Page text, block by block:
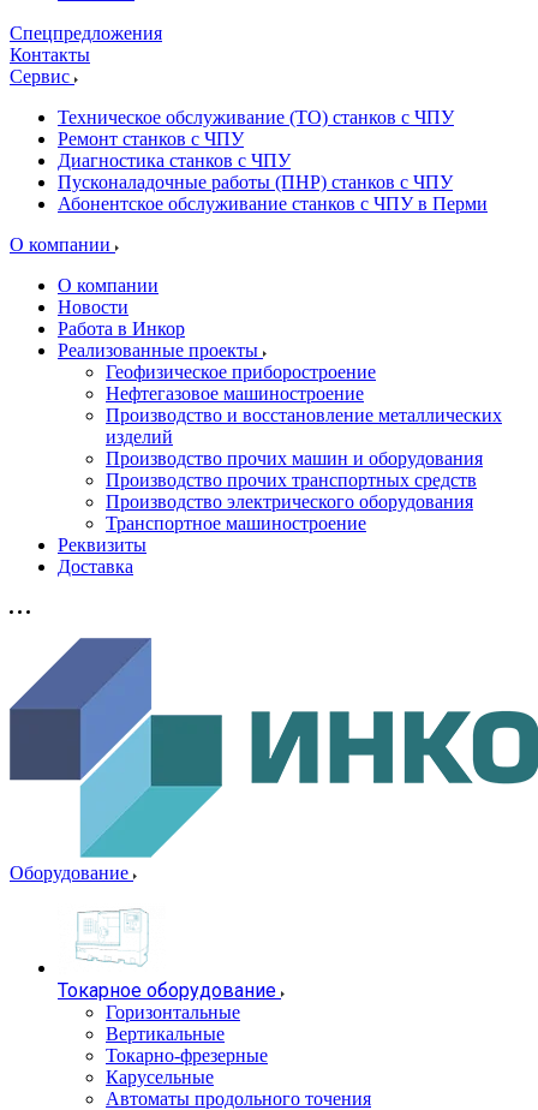
Спецпредложения
Контакты
Сервис
Техническое обслуживание (ТО) станков с ЧПУ
Ремонт станков с ЧПУ
Диагностика станков с ЧПУ
Пусконаладочные работы (ПНР) станков с ЧПУ
Абонентское обслуживание станков с ЧПУ в Перми
О компании
О компании
Новости
Работа в Инкор
Реализованные проекты
Геофизическое приборостроение
Нефтегазовое машиностроение
Производство и восстановление металлических
изделий
Производство прочих машин и оборудования
Производство прочих транспортных средств
Производство электрического оборудования
Транспортное машиностроение
Реквизиты
Доставка
Оборудование
Токарное оборудование
Горизонтальные
Вертикальные
Токарно-фрезерные
Карусельные
Автоматы продольного точения